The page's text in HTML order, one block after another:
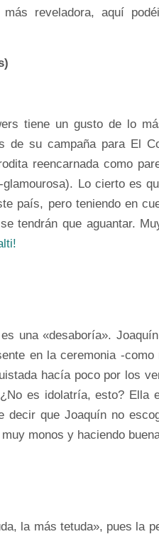
más reveladora, aquí
tiene un gusto de lo
de su campaña para El
reencarnada como
Lo cierto es
país, pero teniendo en
tendrán que aguantar.
una «desaboría».
en la ceremonia -
hacía poco por los
es idolatría, esto? Ella
decir que Joaquín no
monos y haciendo
la más tetuda», pues la